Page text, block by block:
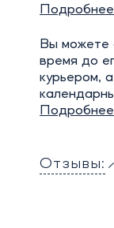
Подробнее
Вы можете
время до
курьером,
Подробнее
Отзывы: